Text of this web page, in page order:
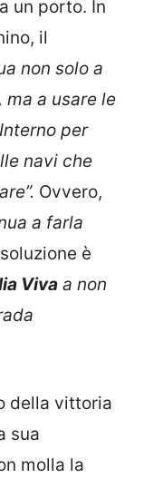
un porto. In
il
non solo a
a usare le
per
navi che
Ovvero,
a farla
è
Viva a non
della vittoria
sua
molla la